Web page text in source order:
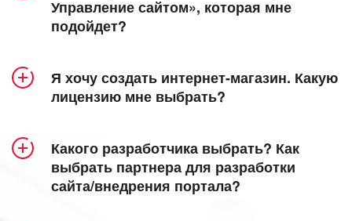
Управление сайтом», которая мне
подойдет?
Продукт «1С-Битрикс: Управление сайтом»
включает 5 лицензий – «Старт», «Стандарт»,
Посмотрите удобную детальную
таблицу
сравнения лицензий, в которой наглядно
представлен функционал каждой из них.
Я хочу создать интернет-магазин. Какую
лицензию мне выбрать?
лицензиях
«Малый бизнес» ,«Бизнес»
«Энтерпрайз».
Кроме того, специально для самых
Какого разработчика выбрать? Как
выбрать партнера для разработки
сайта/внедрения портала?